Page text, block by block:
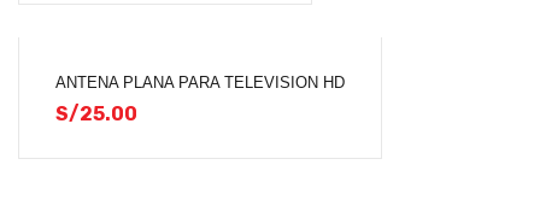
ANTENA PLANA PARA TELEVISION HD
S/25.00